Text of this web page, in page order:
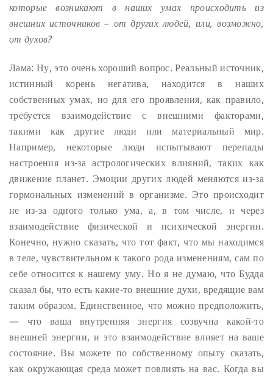
которые возникают в наших умах происходить из
внешних источников – от других людей, или, возможно,
от духов?
Лама: Ну, это очень хороший вопрос. Реальный источник,
истинный корень негатива, находится в наших
собственных умах, но для его проявления, как правило,
требуется взаимодействие с внешними факторами,
такими как другие люди или материальный мир.
Например, некоторые люди испытывают перепады
настроения из-за астрологических влияний, таких как
движение планет. Эмоции других людей меняются из-за
гормональных изменений в организме. Это происходит
не из-за одного только ума, а, в том числе, и через
взаимодействие физической и психической энергии.
Конечно, нужно сказать, что тот факт, что мы находимся
в теле, чувствительном к такого рода изменениям, сам по
себе относится к нашему уму. Но я не думаю, что Будда
сказал бы, что есть какие-то внешние духи, вредящие вам
таким образом. Единственное, что можно предположить,
— что ваша внутренняя энергия созвучна какой-то
внешней энергии, и это взаимодействие влияет на ваше
состояние. Вы можете по собственному опыту сказать,
как окружающая среда может повлиять на вас. Когда вы